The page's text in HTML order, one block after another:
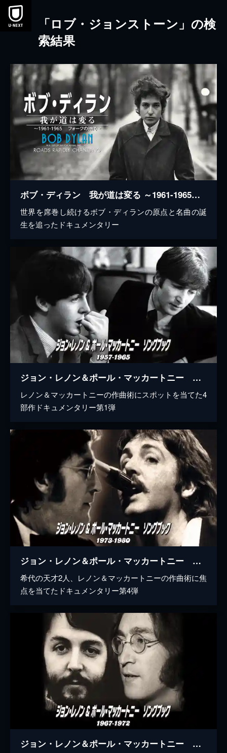
本文へスキップ
「ロブ・ジョンストーン」の検
索結果
ボブ・ディラン 我が道は変る ～1961-1965 フォークの時代～
世界を席巻し続けるボブ・ディランの原点と名曲の誕
生を追ったドキュメンタリー
ジョン・レノン＆ポール・マッカートニー ソングブック 1957―1965
レノン＆マッカートニーの作曲術にスポットを当てた4
部作ドキュメンタリー第1弾
ジョン・レノン＆ポール・マッカートニー ソングブック 1973―1980
希代の天才2人、レノン＆マッカートニーの作曲術に焦
点を当てたドキュメンタリー第4弾
ジョン・レノン＆ポール・マッカートニー ソングブック 1967―1972